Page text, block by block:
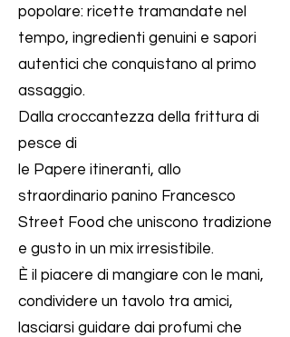
popolare: ricette tramandate nel
tempo, ingredienti genuini e sapori
autentici che conquistano al primo
assaggio.
Dalla croccantezza della frittura di
pesce di
le Papere itineranti, allo
straordinario panino Francesco
Street Food che uniscono tradizione
e gusto in un mix irresistibile.
È il piacere di mangiare con le mani,
condividere un tavolo tra amici,
lasciarsi guidare dai profumi che